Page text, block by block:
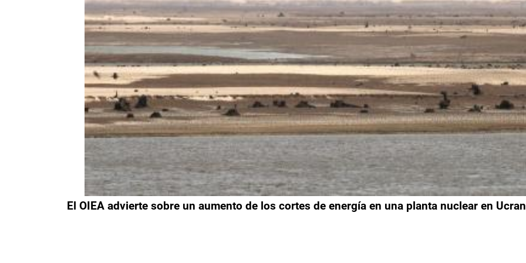
El OIEA advierte sobre un aumento de los cortes de energía en una planta nuclear en